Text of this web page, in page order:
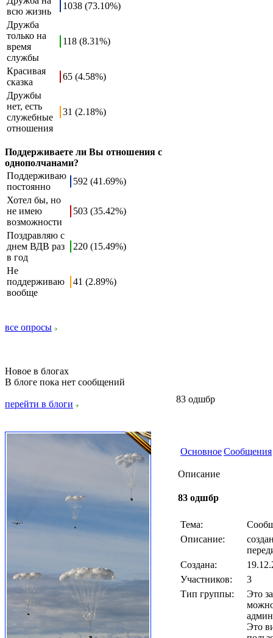
всю жизнь
1038 (73.10%)
Дружба
только на
время
службы
118 (8.31%)
Красивая
сказка
65 (4.58%)
Дружбы
нет, есть
служебные
отношения
31 (2.18%)
Поддерживаете ли Вы отношения с
однополчанами?
Поддерживаю
постоянно
592 (41.69%)
Хотел бы, но
не имею
возможности
503 (35.42%)
Поздравляю с
днем ВДВ раз
в год
220 (15.49%)
Не
поддерживаю
вообще
41 (2.89%)
все опросы
Новое в блогах
В блоге пока нет сообщений
перейти в блоги 83 одшбр
ОсновноеСообщения
Описание
83 одшбр
Тема:
Описание:
Создана:
Участников:
3
Тип группы:
Это
Это